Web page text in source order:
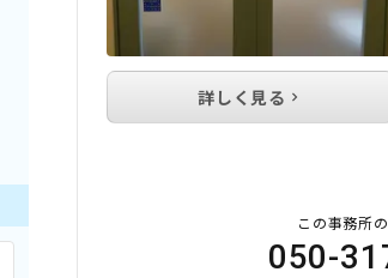
詳しく見る
この事務所
050-